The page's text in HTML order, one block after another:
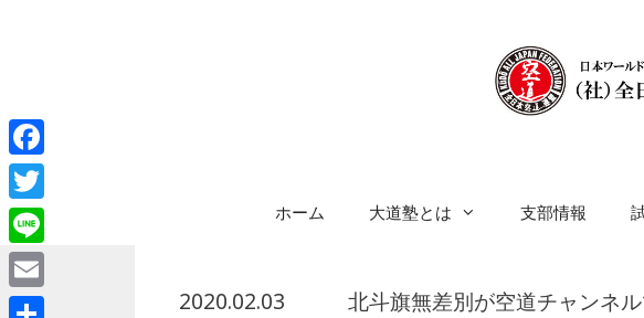
ツ
へ
ス
キ
ッ
プ
ホーム 大道塾とは 支部情報
2020.02.03 北斗旗無差別が空道チャンネル
Facebook
Twitter
Line
Email